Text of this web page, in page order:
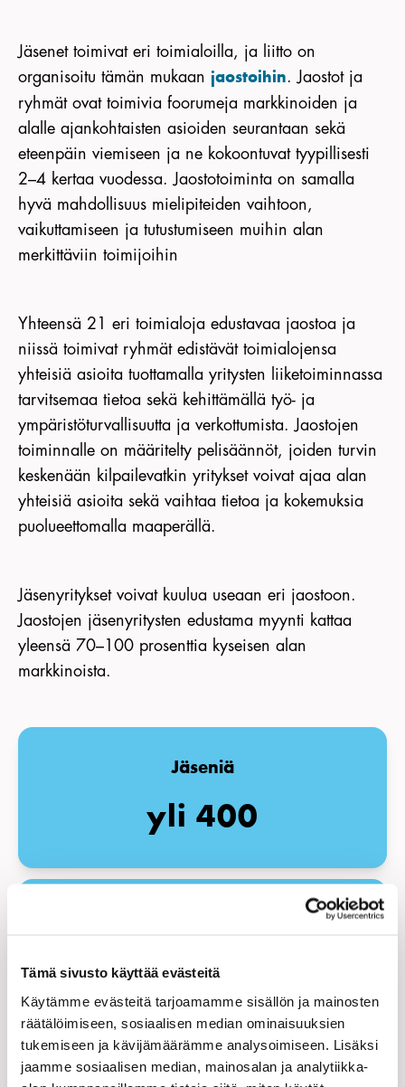
Tämä sivusto käyttää evästeitä
Käytämme evästeitä tarjoamamme sisällön ja mainosten
räätälöimiseen, sosiaalisen median ominaisuuksien
tukemiseen ja kävijämäärämme analysoimiseen. Lisäksi
jaamme sosiaalisen median, mainosalan ja analytiikka-
Jäsenet toimivat eri toimialoilla, ja liitto on
organisoitu tämän mukaan jaostoihin. Jaostot ja
ryhmät ovat toimivia foorumeja markkinoiden ja
alalle ajankohtaisten asioiden seurantaan sekä
eteenpäin viemiseen ja ne kokoontuvat tyypillisesti
2–4 kertaa vuodessa. Jaostotoiminta on samalla
hyvä mahdollisuus mielipiteiden vaihtoon,
vaikuttamiseen ja tutustumiseen muihin alan
merkittäviin toimijoihin
Yhteensä 21 eri toimialoja edustavaa jaostoa ja
niissä toimivat ryhmät edistävät toimialojensa
yhteisiä asioita tuottamalla yritysten liiketoiminnassa
tarvitsemaa tietoa sekä kehittämällä työ- ja
ympäristöturvallisuutta ja verkottumista. Jaostojen
toiminnalle on määritelty pelisäännöt, joiden turvin
keskenään kilpailevatkin yritykset voivat ajaa alan
yhteisiä asioita sekä vaihtaa tietoa ja kokemuksia
puolueettomalla maaperällä.
Jäsenyritykset voivat kuulua useaan eri jaostoon.
Jaostojen jäsenyritysten edustama myynti kattaa
yleensä 70–100 prosenttia kyseisen alan
markkinoista.
Jäseniä
yli 400
29
Strategia